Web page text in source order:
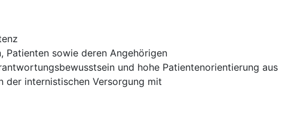
Patienten sowie deren Angehörigen
und hohe Patientenorientierung aus
der internistischen Versorgung mit